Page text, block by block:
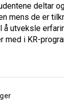
deltar
mens de er
å utveksle
med i KR-